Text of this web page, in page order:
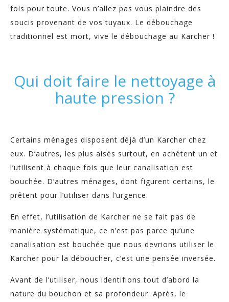
fois pour toute. Vous n’allez pas vous plaindre des
soucis provenant de vos tuyaux. Le débouchage
traditionnel est mort, vive le débouchage au Karcher !
Qui doit faire le nettoyage à
haute pression ?
Certains ménages disposent déjà d’un Karcher chez
eux. D’autres, les plus aisés surtout, en achètent un et
l’utilisent à chaque fois que leur canalisation est
bouchée. D’autres ménages, dont figurent certains, le
prêtent pour l’utiliser dans l’urgence.
En effet, l’utilisation de Karcher ne se fait pas de
manière systématique, ce n’est pas parce qu’une
canalisation est bouchée que nous devrions utiliser le
Karcher pour la déboucher, c’est une pensée inversée.
Avant de l’utiliser, nous identifions tout d’abord la
nature du bouchon et sa profondeur. Après, le